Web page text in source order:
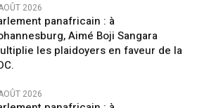
2026
panafricain : à
Aimé Boji Sangara
les plaidoyers en faveur de la
2026